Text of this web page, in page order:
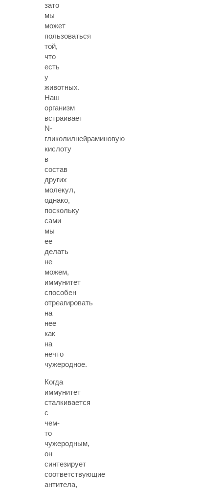
зато
мы
может
пользоваться
той,
что
есть
у
животных.
Наш
организм
встраивает
N-
гликолилнейраминовую
кислоту
в
состав
других
молекул,
однако,
поскольку
сами
мы
ее
делать
не
можем,
иммунитет
способен
отреагировать
на
нее
как
на
нечто
чужеродное.
Когда
иммунитет
сталкивается
с
чем-
то
чужеродным,
он
синтезирует
соответствующие
антитела,